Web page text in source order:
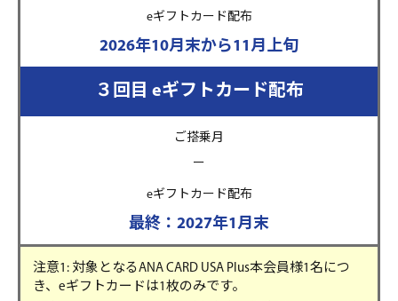
eギフトカード配布
2026年10月末から11月上旬
３回目 eギフトカード配布
ご搭乗月
ー
eギフトカード配布
最終：2027年1月末
注意1: 対象となるANA CARD USA Plus本会員様1名につ
き、eギフトカードは1枚のみです。